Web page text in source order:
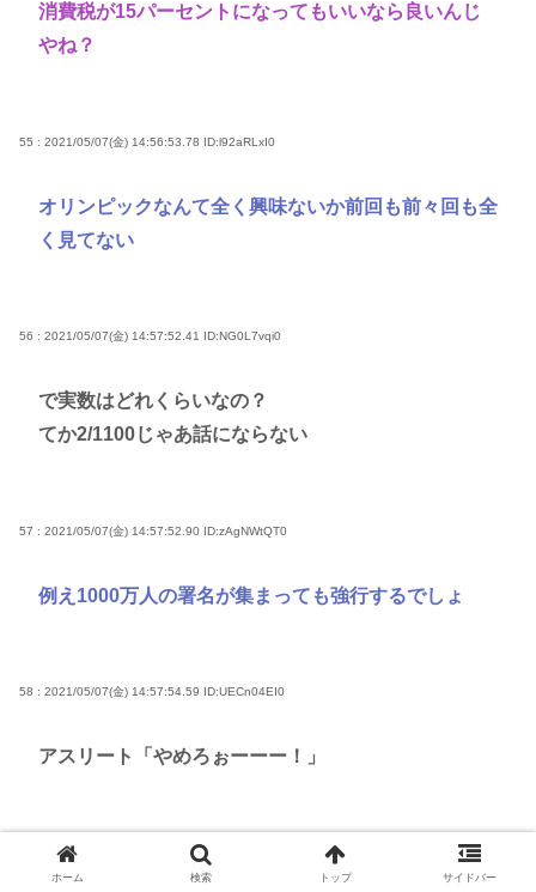
消費税が15パーセントになってもいいなら良いんじ
やね？
55 : 2021/05/07(金) 14:56:53.78 ID:l92aRLxI0
オリンピックなんて全く興味ないか前回も前々回も全
く見てない
56 : 2021/05/07(金) 14:57:52.41 ID:NG0L7vqi0
で実数はどれくらいなの？
てか2/1100じゃあ話にならない
57 : 2021/05/07(金) 14:57:52.90 ID:zAgNWtQT0
例え1000万人の署名が集まっても強行するでしょ
58 : 2021/05/07(金) 14:57:54.59 ID:UECn04EI0
アスリート「やめろぉーーー！」
59 : 2021/05/07(金) 14:57:56.93ID:8HCuy5fV0
ホーム 検索 トップ サイドバー